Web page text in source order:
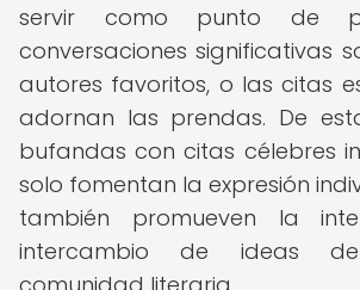
servir como punto de
conversaciones significativas
autores favoritos, o las citas
adornan las prendas. De
bufandas con citas célebres
solo fomentan la expresión
también promueven la
intercambio de ideas